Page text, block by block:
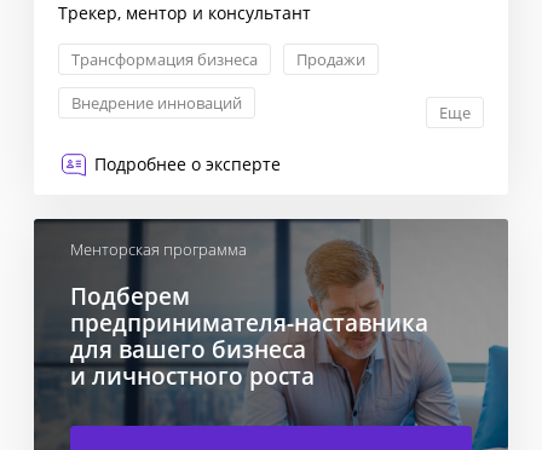
Трекер, ментор и консультант
Трансформация бизнеса
Продажи
Внедрение инноваций
Еще
Подробнее о эксперте
Менторская программа
Подберем
предпринимателя-наставника
для вашего бизнеса
и личностного роста